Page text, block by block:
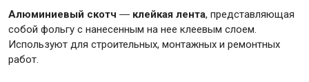
Алюминиевый скотч ― клейкая лента, представляющая
собой фольгу с нанесенным на нее клеевым слоем.
Используют для строительных, монтажных и ремонтных
работ.
Инструменты